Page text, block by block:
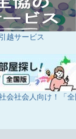
越サービス
会社会人向け！「全